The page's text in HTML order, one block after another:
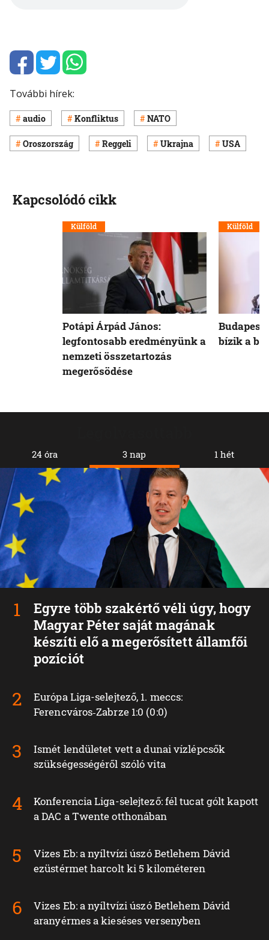
További hírek:
audio Konfliktus NATO
Oroszország Reggeli Ukrajna USA
24 óra 3 nap
Egyre több szakértő véli úgy, hogy
Magyar Péter saját magának
készíti elő a megerősített államfői
pozíciót
Európa Liga-selejtező, 1. meccs:
Ferencváros‑Zabrze 1:0 (0:0)
Ismét lendületet vett a dunai vízlépcsők
szükségességéről szóló vita
Konferencia Liga-selejtező: fél tucat gólt kapott
a DAC a Twente otthonában
Vizes Eb: a nyíltvízi úszó Betlehem Dávid
ezüstérmet harcolt ki 5 kilométeren
Vizes Eb: a nyíltvízi úszó Betlehem Dávid
aranyérmes a kieséses versenyben
1 hét
Kapcsolódó cikk
Külföld
Potápi Árpád János:
legfontosabb eredményünk a
nemzeti összetartozás
megerősödése
Külföld
Budapest
bízik a